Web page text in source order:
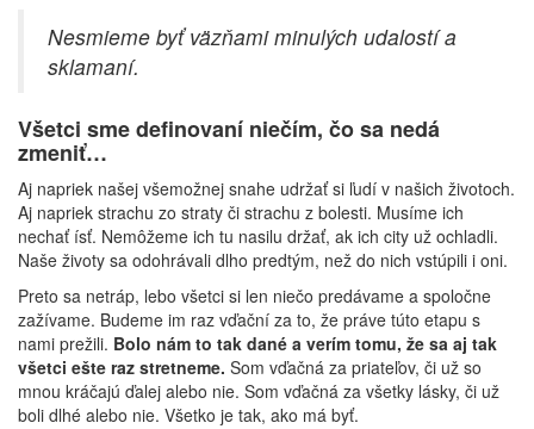
Nesmieme byť väzňami minulých udalostí a
sklamaní.
Všetci sme definovaní niečím, čo sa nedá
zmeniť…
Aj napriek našej všemožnej snahe udržať si ľudí v našich životoch.
Aj napriek strachu zo straty či strachu z bolesti. Musíme ich
nechať ísť. Nemôžeme ich tu nasilu držať, ak ich city už ochladli.
Naše životy sa odohrávali dlho predtým, než do nich vstúpili i oni.
Preto sa netráp, lebo všetci si len niečo predávame a spoločne
zažívame. Budeme im raz vďační za to, že práve túto etapu s
nami prežili. Bolo nám to tak dané a verím tomu, že sa aj tak
všetci ešte raz stretneme. Som vďačná za priateľov, či už so
mnou kráčajú ďalej alebo nie. Som vďačná za všetky lásky, či už
boli dlhé alebo nie. Všetko je tak, ako má byť.